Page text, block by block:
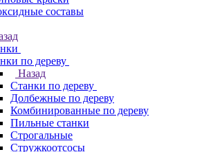
составы
по дереву
Назад
Станки по дереву
Долбежные по дереву
Комбинированные по дереву
Пильные станки
Строгальные
Стружкоотсосы